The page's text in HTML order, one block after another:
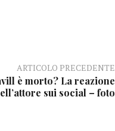
ARTICOLO PRECEDENTE
è morto? La reazione
sui social – foto